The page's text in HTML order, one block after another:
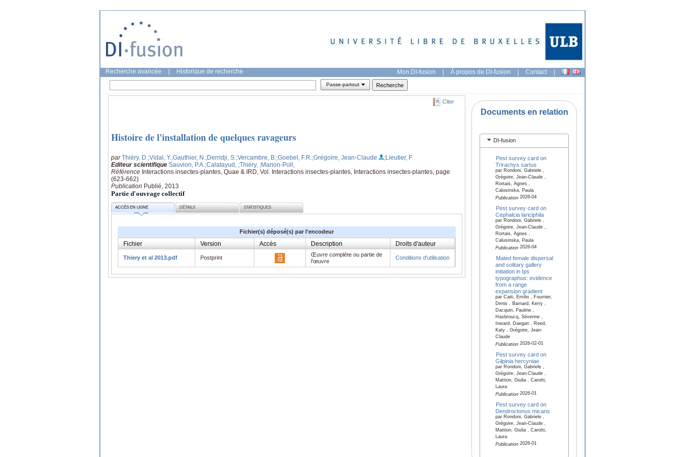
Recherche avancée Historique de recherche Mon DI-fusion | À propos de DI-fusion | Contact |
Passe-partout
Citer
Histoire de l'installation de quelques ravageurs
parThiéry, D. ;Vidal, Y.;Gauthier, N. ;Derridji, S. ;Vercambre, B. ;Goebel, F.R. ;Grégoire, Jean-Claude
;Lieutier, F.
Editeur scientifique Sauvion, P.A. ;Calatayud, ;Thiéry, ;Marion-Poll,
Référence Interactions insectes-plantes, Quae & IRD, Vol. Interactions insectes-plantes, Interactions insectes-plantes, page
(623-662)
Publication Publié, 2013
Partie d'ouvrage collectif
ACCÈS EN LIGNE DÉTAILS STATISTIQUES
Fichier(s) déposé(s) par l'encodeur
Fichier Version Accès Description Droits d'auteur
Thiery et al 2013.pdf Postprint
Œuvre complète ou partie de
l'œuvre
Conditions d'utilisation
Documents en relation
DI-fusion
Pest survey card on
Trirachys sartus
par Rondoni, Gabriele ,
Grégoire, Jean-Claude ,
Rortais, Agnes ,
Calusinska, Paula
Publication2026-04
Pest survey card on
Cephalcia lariciphila
par Rondoni, Gabriele ,
Grégoire, Jean-Claude ,
Rortais, Agnes ,
Calusinska, Paula
Publication2026-04
Mated female dispersal
and solitary gallery
initiation in Ips
typographus: evidence
from a range
expansion gradient
par Caiti, Emilio , Fournier,
Denis , Barnard, Kerry ,
Dacquin, Pauline ,
Hasbroucq, Séverine ,
Inward, Daegan , Reed,
Katy , Grégoire, Jean-
Claude
Publication2026-02-01
Pest survey card on
Gilpinia hercyniae
par Rondoni, Gabriele ,
Grégoire, Jean-Claude ,
Mattion, Giulia , Carotti,
Laura
Publication2026-01
Pest survey card on
Dendroctonus micans
par Rondoni, Gabriele ,
Grégoire, Jean-Claude ,
Mattion, Giulia , Carotti,
Laura
Publication2026-01